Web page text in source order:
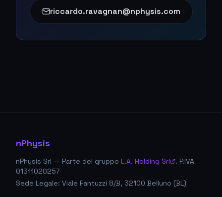
riccardo.ravagnan@nphysis.com
nPhysis
nPhysis Srl — Parte del gruppo L.A. Holding Srl
. P.IVA
01311020257
Sede Legale: Viale Fantuzzi 8/B, 32100 Belluno (BL)